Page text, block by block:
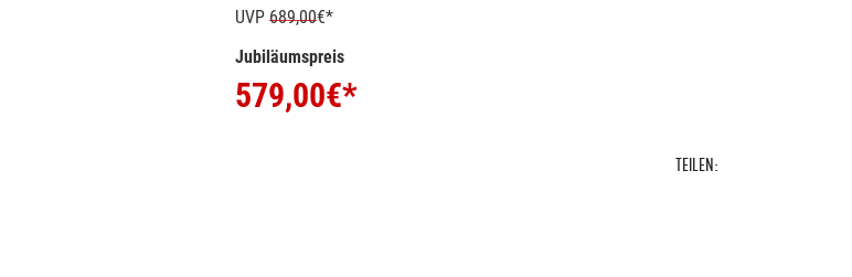
UVP 689,00€*
Jubiläumspreis
579,00€*
TEILEN: